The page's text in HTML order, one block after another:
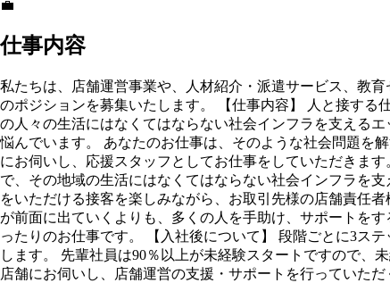
💼
仕事内容
私たちは、店舗運営事業や、人材紹介・派遣サービス、教
のポジションを募集いたします。 【仕事内容】 人と接す
の人々の生活にはなくてはならない社会インフラを支える
悩んでいます。 あなたのお仕事は、そのような社会問題を
にお伺いし、応援スタッフとしてお仕事をしていただきま
で、その地域の生活にはなくてはならない社会インフラを
をいただける接客を楽しみながら、お取引先様の店舗責任
が前面に出ていくよりも、多くの人を手助け、サポートを
ったりのお仕事です。 【入社後について】 段階ごとに3ス
します。 先輩社員は90％以上が未経験スタートですので、
店舗にお伺いし、店舗運営の支援・サポートを行っていた